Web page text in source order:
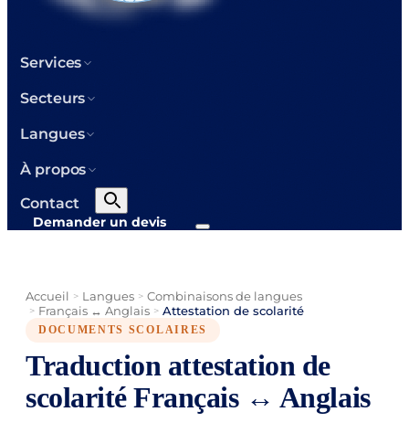
Services
Secteurs
Langues
À propos
Contact
Demander un devis
Accueil > Langues > Combinaisons de langues
> Français ↔ Anglais > Attestation de scolarité
DOCUMENTS SCOLAIRES
Traduction attestation de
scolarité Français ↔ Anglais